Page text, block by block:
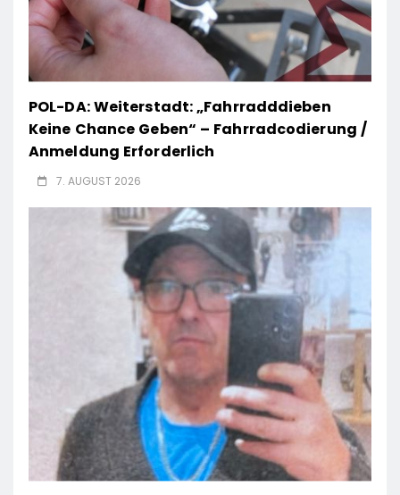
POL-DA: Weiterstadt: „Fahrradddieben
Keine Chance Geben“ – Fahrradcodierung /
Anmeldung Erforderlich
7. AUGUST 2026